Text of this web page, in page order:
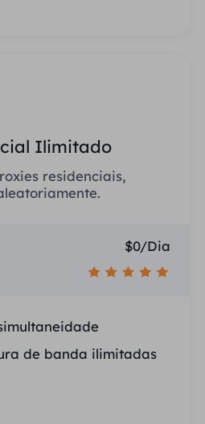
Ilimitado
residenciais,
$0/Dia
de banda ilimitadas